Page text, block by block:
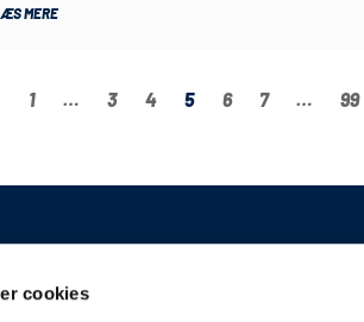
cookies
MERE
1 … 3 4 5 6 7 … 99